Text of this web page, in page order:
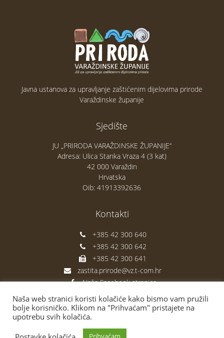
Javna ustanova za upravljanje zaštićenim dijelovima prirode
Varaždinske županije
Sjedište
JU „PRIRODA VARAŽDINSKE ŽUPANIJE“
Adresa: Ulica Stanka Vraza 4 (3 kat)
42 000 Varaždin
Hrvatska
Oib: 41913392636
Kontakti
+385 42 300 640
+385 42 300 642
+385 42 300 641
zastita.prirode@vz.t-com.hr
Naša Facebook stranica
Naša web stranici koristi kolačiće kako bismo vam pružili
bolje korisničko. Klikom na "Prihvaćam" pristajete na
upotrebu svih kolačića.
Prihvaćam